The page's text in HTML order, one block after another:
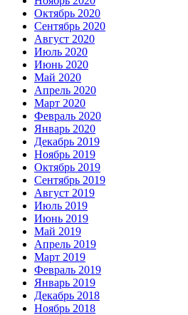
Октябрь 2020
Сентябрь 2020
Август 2020
Июль 2020
Июнь 2020
Май 2020
Апрель 2020
Март 2020
Февраль 2020
Январь 2020
Декабрь 2019
Ноябрь 2019
Октябрь 2019
Сентябрь 2019
Август 2019
Июль 2019
Июнь 2019
Май 2019
Апрель 2019
Март 2019
Февраль 2019
Январь 2019
Декабрь 2018
Ноябрь 2018